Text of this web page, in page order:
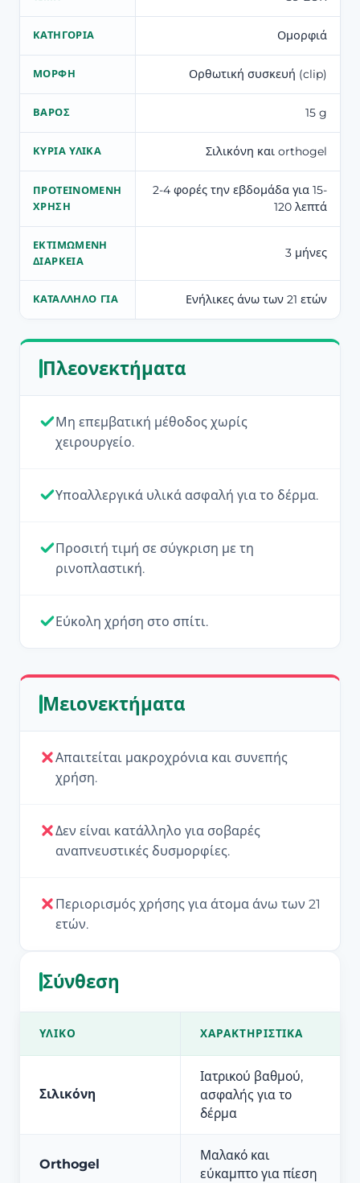
ΚΑΤΗΓΟΡΊΑ Ομορφιά
ΜΟΡΦΉ Ορθωτική συσκευή (clip)
ΒΆΡΟΣ 15 g
ΚΎΡΙΑ ΥΛΙΚΆ Σιλικόνη και orthogel
ΠΡΟΤΕΙΝΌΜΕΝΗ
ΧΡΉΣΗ
2-4 φορές την εβδομάδα για 15-
120 λεπτά
ΕΚΤΙΜΏΜΕΝΗ
ΔΙΆΡΚΕΙΑ
3 μήνες
ΚΑΤΆΛΛΗΛΟ ΓΙΑ Ενήλικες άνω των 21 ετών
Πλεονεκτήματα
Μη επεμβατική μέθοδος χωρίς
χειρουργείο.
Υποαλλεργικά υλικά ασφαλή για το δέρμα.
Προσιτή τιμή σε σύγκριση με τη
ρινοπλαστική.
Εύκολη χρήση στο σπίτι.
Μειονεκτήματα
Απαιτείται μακροχρόνια και συνεπής
χρήση.
Δεν είναι κατάλληλο για σοβαρές
αναπνευστικές δυσμορφίες.
Περιορισμός χρήσης για άτομα άνω των 21
ετών.
Σύνθεση
ΥΛΙΚΌ ΧΑΡΑΚΤΗΡΙΣΤΙΚΆ
Σιλικόνη
Ιατρικού βαθμού,
ασφαλής για το
δέρμα
Orthogel
Μαλακό και
εύκαμπτο για πίεση